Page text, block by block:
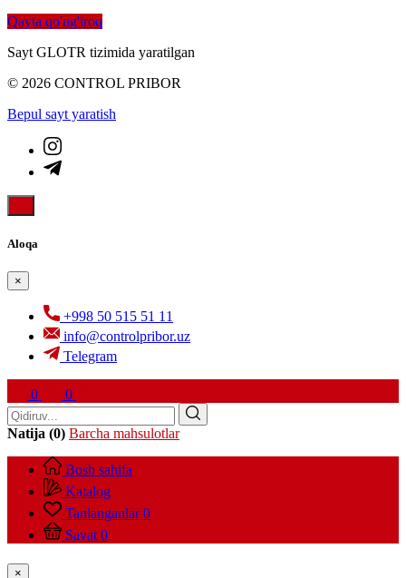
Qayta qo'ng'iroq
Sayt GLOTR tizimida yaratilgan
© 2026 CONTROL PRIBOR
Bepul sayt yaratish
Aloqa
×
+998 50 515 51 11
info@controlpribor.uz
Telegram
0 0
Natija (0) Barcha mahsulotlar
Bosh sahifa
Katalog
Tanlanganlar 0
Savat 0
×